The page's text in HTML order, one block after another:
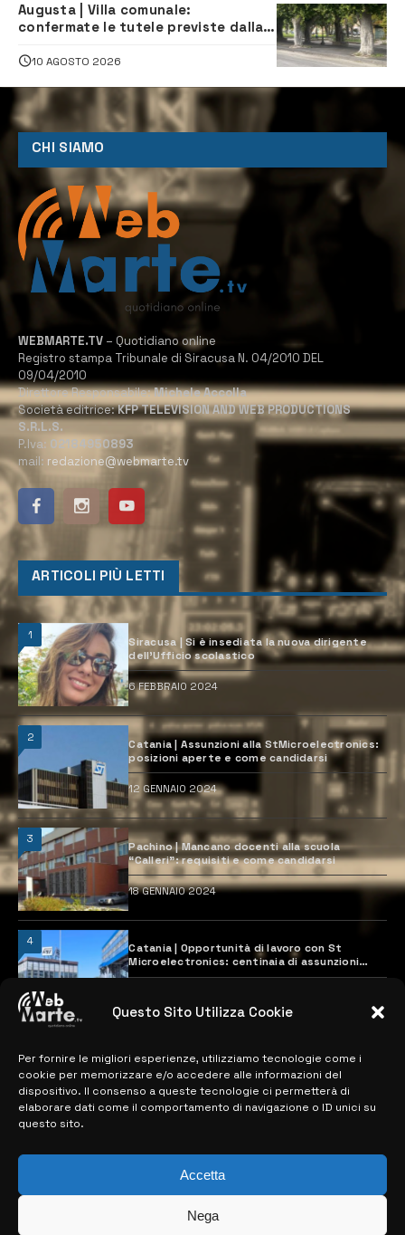
Questo Sito Utilizza Cookie
Per fornire le migliori esperienze, utilizziamo tecnologie come i
cookie per memorizzare e/o accedere alle informazioni del
dispositivo. Il consenso a queste tecnologie ci permetterà di
elaborare dati come il comportamento di navigazione o ID unici su
questo sito.
Accetta
Nega
Augusta | Villa comunale:
confermate le tutele previste dalla
10 AGOSTO 2026
CHI SIAMO
WEBMARTE.TV – Quotidiano online
Registro stampa Tribunale di Siracusa N. 04/2010 DEL
09/04/2010
Direttore Responsabile:Michele Accolla
Società editrice:KFP TELEVISION AND WEB PRODUCTIONS
S.R.L.S.
P.Iva: 02184950893
mail: redazione@webmarte.tv
ARTICOLI PIÙ LETTI
1
Siracusa | Si è insediata la nuova dirigente
dell’Ufficio scolastico
6 FEBBRAIO 2024
2
Catania | Assunzioni alla StMicroelectronics:
posizioni aperte e come candidarsi
12 GENNAIO 2024
3
Pachino | Mancano docenti alla scuola
“Calleri”: requisiti e come candidarsi
18 GENNAIO 2024
4
Catania | Opportunità di lavoro con St
Microelectronics: centinaia di assunzioni
previste
MAPPA DEL SITO
> NOTIZIE